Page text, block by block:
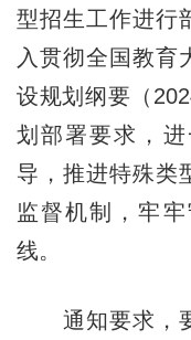
型招生工作进行
入贯彻全国教育
设规划纲要（
划部署要求，
导，推进特殊类
监督机制，牢
线。
通知要求，要